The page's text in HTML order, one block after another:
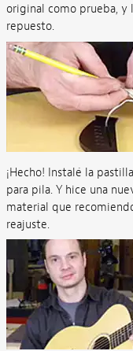
original como prueba, y
repuesto.
¡Hecho! Instalé la
para pila. Y hice una
material que
reajuste.